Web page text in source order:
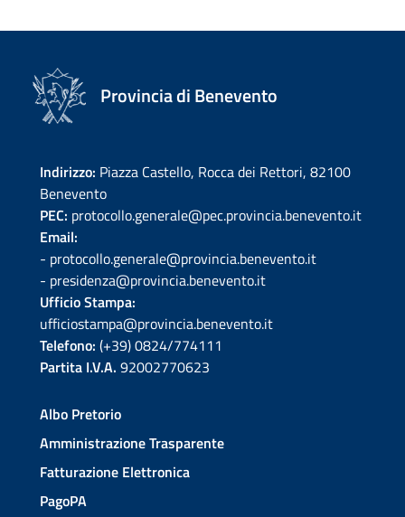
Provincia di Benevento
Indirizzo: Piazza Castello, Rocca dei Rettori, 82100
Benevento
PEC: protocollo.generale@pec.provincia.benevento.it
Email:
- protocollo.generale@provincia.benevento.it
- presidenza@provincia.benevento.it
Ufficio Stampa:
ufficiostampa@provincia.benevento.it
Telefono: (+39) 0824/774111
Partita I.V.A. 92002770623
Albo Pretorio
Amministrazione Trasparente
Fatturazione Elettronica
PagoPA